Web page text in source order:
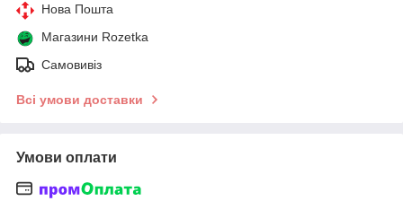
Нова Пошта
Магазини Rozetka
Самовивіз
Всі умови доставки
Умови оплати